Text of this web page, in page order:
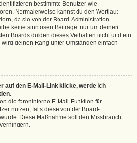
bestimmte Benutzer wie
Normalerweise kannst du den Wortlaut
da sie von der Board-Administration
keine sinnlosen Beiträge, nur um deinen
Boards dulden dieses Verhalten nicht und ein
wird deinen Rang unter Umständen einfach
auf den E-Mail-Link klicke, werde ich
die foreninterne E-Mail-Funktion für
nutzen, falls diese von der Board-
Diese Maßnahme soll den Missbrauch